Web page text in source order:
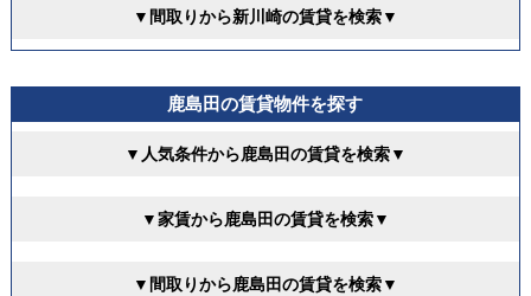
▼間取りから新川崎の賃貸を検索▼
鹿島田の賃貸物件を探す
▼人気条件から鹿島田の賃貸を検索▼
▼家賃から鹿島田の賃貸を検索▼
▼間取りから鹿島田の賃貸を検索▼